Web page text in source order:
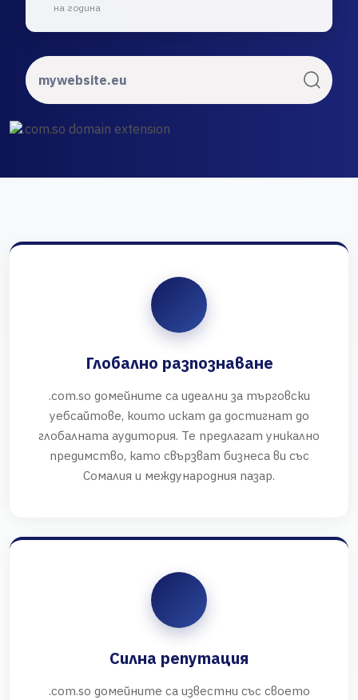
на година
Глобално разпознаване
.com.so домейните са идеални за търговски
уебсайтове, които искат да достигнат до
глобалната аудитория. Те предлагат уникално
предимство, като свързват бизнеса ви със
Сомалия и международния пазар.
Силна репутация
.com.so домейните са известни със своето